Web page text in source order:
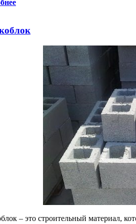
– это строительный материал,